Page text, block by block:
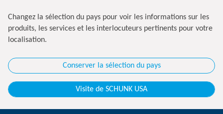
Changez la sélection du pays pour voir les informations sur les
produits, les services et les interlocuteurs pertinents pour votre
localisation.
Conserver la sélection du pays
Visite de SCHUNK USA